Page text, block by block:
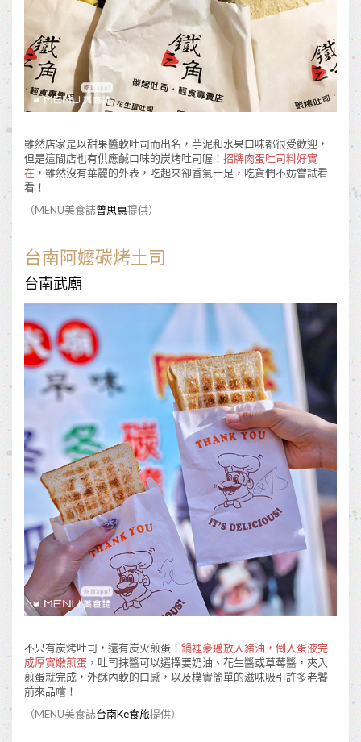
雖然店家是以甜果醬軟吐司而出名，芋泥和水果口味都很受歡迎，
但是這間店也有供應鹹口味的炭烤吐司喔！ 招牌肉蛋吐司料好實
在 ，雖然沒有華麗的外表，吃起來卻香氣十足，吃貨們不妨嘗試看
看！
（MENU美食誌曾思惠提供）
台南阿嬤碳烤土司
台南武廟
不只有炭烤吐司，還有炭火煎蛋！ 鍋裡豪邁放入豬油，倒入蛋液完
成厚實嫩煎蛋 ，吐司抹醬可以選擇要奶油、花生醬或草莓醬，夾入
煎蛋就完成，外酥內軟的口感，以及樸實簡單的滋味吸引許多老饕
前來品嚐！
（MENU美食誌台南Ke食旅提供）